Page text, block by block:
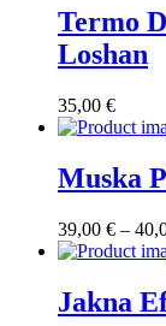
Termo
Loshan
35,00 €
Muska
39,00 € –
Jakna